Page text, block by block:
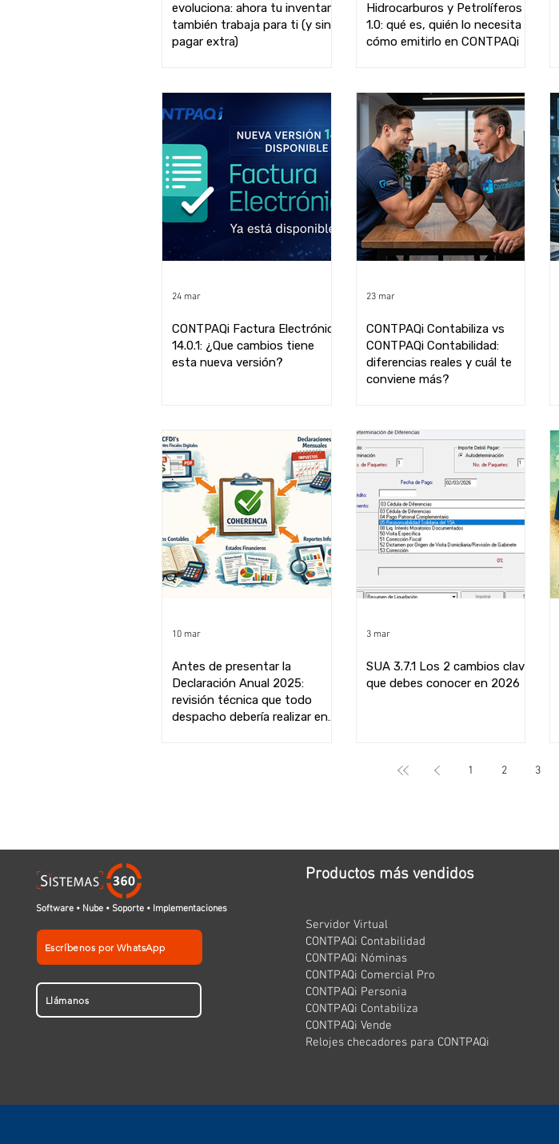
evoluciona: ahora tu inventario
también trabaja para ti (y sin
pagar extra)
Hidrocarburos y Petrolíferos
1.0: qué es, quién lo necesita y
cómo emitirlo en CONTPAQi
CONTPAQi Factura Electrónica
14.0.1: ¿Que cambios tiene
esta nueva versión?
24 mar
CONTPAQi Contabiliza vs
CONTPAQi Contabilidad:
diferencias reales y cuál te
conviene más?
23 mar
Antes de presentar la
Declaración Anual 2025:
revisión técnica que todo
despacho debería realizar en
10 mar
SUA 3.7.1 Los 2 cambios clave
que debes conocer en 2026
3 mar
1 2 3
Software • Nube • Soporte • Implementaciones
Escríbenos por WhatsApp
Llámanos
Productos más vendidos
Servidor Virtual
CONTPAQi Contabilidad
CONTPAQi Nóminas
CONTPAQi Comercial Pro
CONTPAQi Personia
CONTPAQi Contabiliza
CONTPAQi Vende
Relojes checadores para CONTPAQi